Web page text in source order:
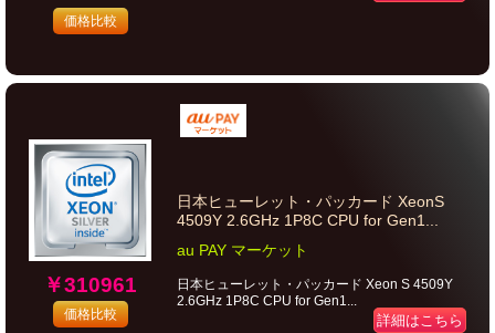
価格比較
￥310961
価格比較
日本ヒューレット・パッカード XeonS
4509Y 2.6GHz 1P8C CPU for Gen1...
au PAY マーケット
日本ヒューレット・パッカード Xeon S 4509Y
2.6GHz 1P8C CPU for Gen1...
詳細はこちら